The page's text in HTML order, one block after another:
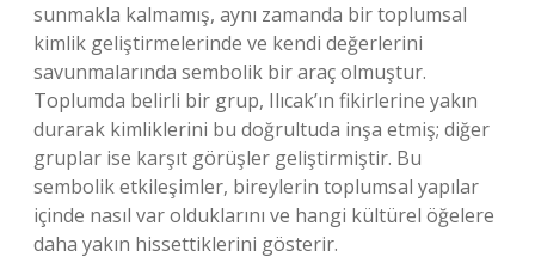
sunmakla kalmamış, aynı zamanda bir toplumsal
kimlik geliştirmelerinde ve kendi değerlerini
savunmalarında sembolik bir araç olmuştur.
Toplumda belirli bir grup, Ilıcak’ın fikirlerine yakın
durarak kimliklerini bu doğrultuda inşa etmiş; diğer
gruplar ise karşıt görüşler geliştirmiştir. Bu
sembolik etkileşimler, bireylerin toplumsal yapılar
içinde nasıl var olduklarını ve hangi kültürel öğelere
daha yakın hissettiklerini gösterir.